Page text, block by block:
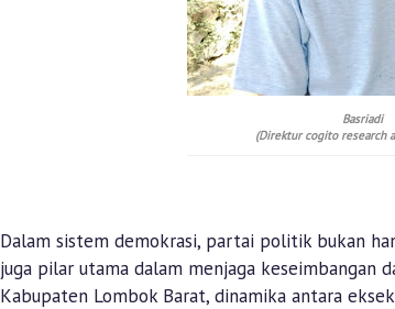
Basriadi
(Direktur cogito research
Dalam sistem demokrasi, partai politik bukan
juga pilar utama dalam menjaga keseimbangan
Kabupaten Lombok Barat, dinamika antara